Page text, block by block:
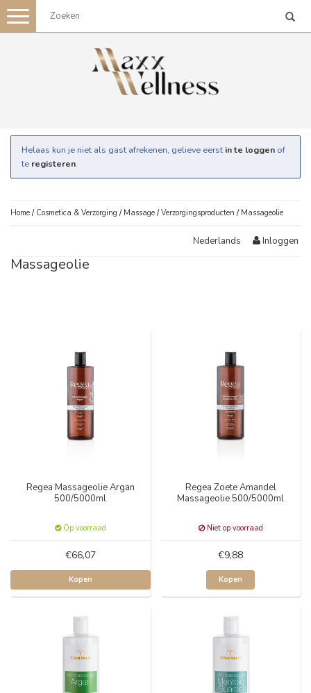
Toggle
navigation
Helaas kun je niet als gast afrekenen, gelieve eerst in te loggen of
te registeren.
Home / Cosmetica & Verzorging / Massage /Verzorgingsproducten / Massageolie
Nederlands Inloggen
Massageolie
Regea Massageolie Argan
500/5000ml
Op voorraad
€66,07
Kopen
Regea Zoete Amandel
Massageolie 500/5000ml
Niet op voorraad
€9,88
Kopen